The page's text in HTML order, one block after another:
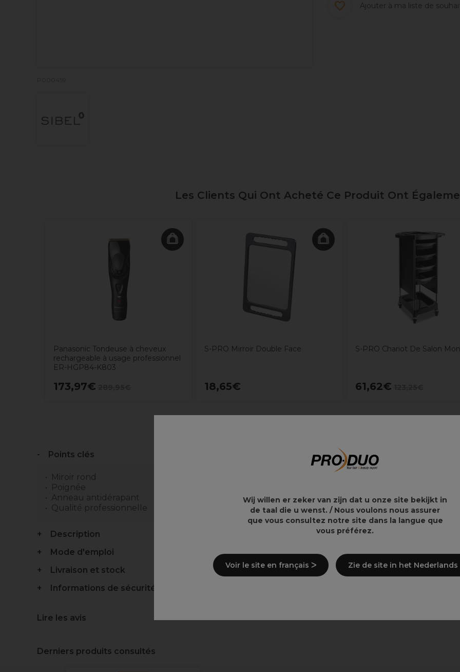
Ajouter à ma liste de
Les Clients Qui Ont Acheté Ce Produit Ont
Panasonic Tondeuse à cheveux
rechargeable à usage professionnel
ER-HGP84-K803
173,97€
S-PRO Mirroir Double Face
18,65€
S-PRO Chariot De Salon
61,62€
Points clés
Miroir rond
Poignée
Anneau antidérapant
Qualité professionnelle
Description
Mode d'emploi
Livraison et stock
Informations de sécurité
Lire les avis
Derniers produits consultés
Wij willen er zeker van zijn dat u onze site bekijkt in
de taal die u wenst. / Nous voulons nous assurer
que vous consultez notre site dans la langue que
vous préférez.
Voir le site en français ᐳ Zie de site in het Nederlands